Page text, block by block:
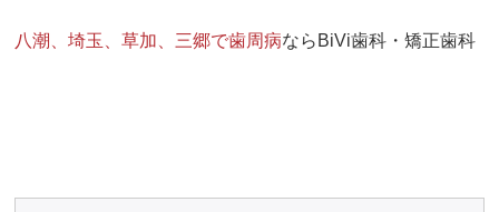
八潮、埼玉、草加、三郷で歯周病ならBiVi歯科・矯正歯科